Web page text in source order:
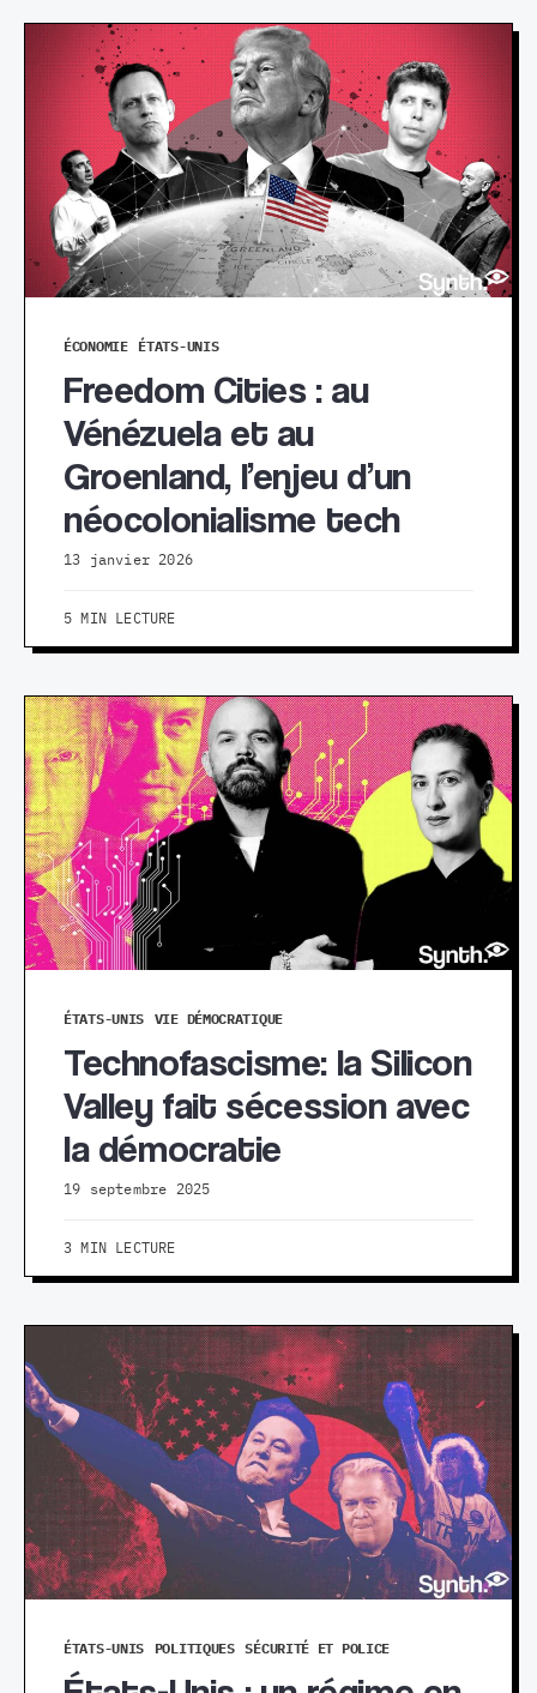
ÉCONOMIE ÉTATS-UNIS
Freedom Cities : au
Vénézuela et au
Groenland, l’enjeu d’un
néocolonialisme tech
13 janvier 2026
5 MIN LECTURE
ÉTATS-UNIS VIE DÉMOCRATIQUE
Technofascisme: la Silicon
Valley fait sécession avec
la démocratie
19 septembre 2025
3 MIN LECTURE
ÉTATS-UNIS POLITIQUES SÉCURITÉ ET POLICE